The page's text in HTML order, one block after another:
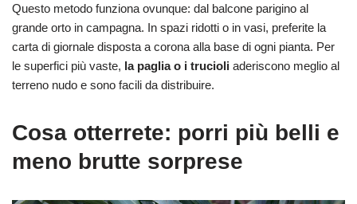
Questo metodo funziona ovunque: dal balcone parigino al
grande orto in campagna. In spazi ridotti o in vasi, preferite la
carta di giornale disposta a corona alla base di ogni pianta. Per
le superfici più vaste, la paglia o i trucioli aderiscono meglio al
terreno nudo e sono facili da distribuire.
Cosa otterrete: porri più belli e
meno brutte sorprese